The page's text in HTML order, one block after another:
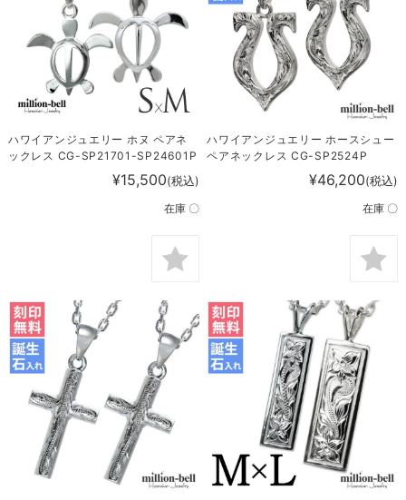
ハワイアンジュエリー ホヌ ペアネ
ックレス CG-SP21701-SP24601P
¥15,500(税込)
在庫 〇
ハワイアンジュエリー ホースシュー
ペアネックレス CG-SP2524P
¥46,200(税込)
在庫 〇